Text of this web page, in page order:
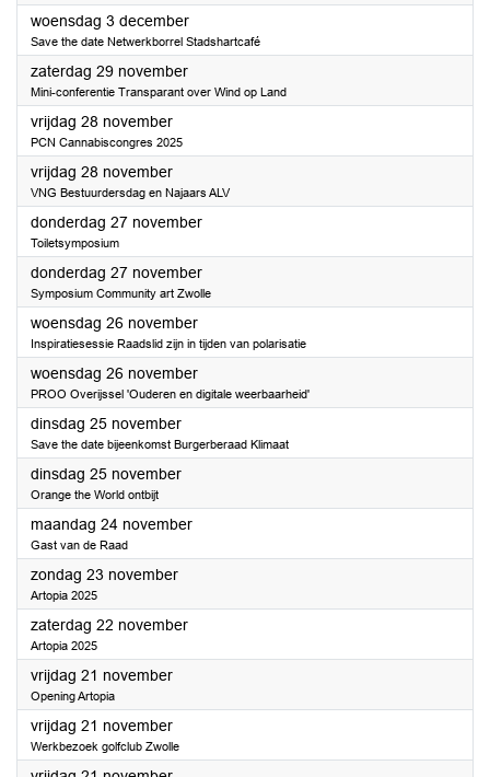
woensdag 3 december2025
Save the date Netwerkborrel Stadshartcafé
zaterdag 29 november2025
Mini-conferentie Transparant over Wind op Land
vrijdag 28 november2025
PCN Cannabiscongres 2025
vrijdag 28 november2025
VNG Bestuurdersdag en Najaars ALV
donderdag 27 november2025
Toiletsymposium
donderdag 27 november2025
Symposium Community art Zwolle
woensdag 26 november2025
Inspiratiesessie Raadslid zijn in tijden van polarisatie
woensdag 26 november2025
PROO Overijssel 'Ouderen en digitale weerbaarheid'
dinsdag 25 november2025
Save the date bijeenkomst Burgerberaad Klimaat
dinsdag 25 november2025
Orange the World ontbijt
maandag 24 november2025
Gast van de Raad
zondag 23 november2025
Artopia 2025
zaterdag 22 november2025
Artopia 2025
vrijdag 21 november2025
Opening Artopia
vrijdag 21 november2025
Werkbezoek golfclub Zwolle